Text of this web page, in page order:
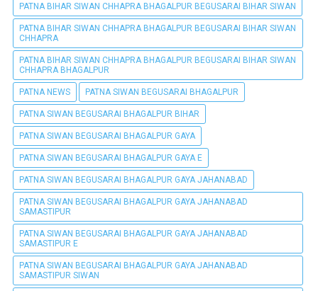
PATNA BIHAR SIWAN CHHAPRA BHAGALPUR BEGUSARAI BIHAR SIWAN
PATNA BIHAR SIWAN CHHAPRA BHAGALPUR BEGUSARAI BIHAR SIWAN
CHHAPRA
PATNA BIHAR SIWAN CHHAPRA BHAGALPUR BEGUSARAI BIHAR SIWAN
CHHAPRA BHAGALPUR
PATNA NEWS PATNA SIWAN BEGUSARAI BHAGALPUR
PATNA SIWAN BEGUSARAI BHAGALPUR BIHAR
PATNA SIWAN BEGUSARAI BHAGALPUR GAYA
PATNA SIWAN BEGUSARAI BHAGALPUR GAYA E
PATNA SIWAN BEGUSARAI BHAGALPUR GAYA JAHANABAD
PATNA SIWAN BEGUSARAI BHAGALPUR GAYA JAHANABAD
SAMASTIPUR
PATNA SIWAN BEGUSARAI BHAGALPUR GAYA JAHANABAD
SAMASTIPUR E
PATNA SIWAN BEGUSARAI BHAGALPUR GAYA JAHANABAD
SAMASTIPUR SIWAN